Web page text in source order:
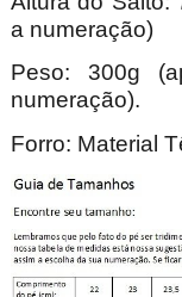
a numeração)
Peso: 300g
numeração).
Forro: Material